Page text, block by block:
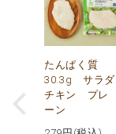
たんぱく質
30.3g サラダ
チキン プレ
ーン